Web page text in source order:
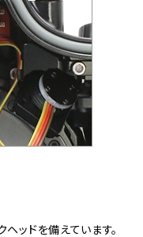
ッドを備えています。